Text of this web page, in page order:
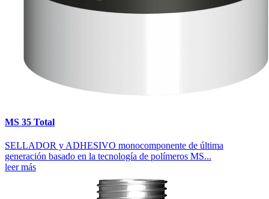
MS 35 Total
SELLADOR y ADHESIVO monocomponente de última
generación basado en la tecnología de polímeros MS...
leer más